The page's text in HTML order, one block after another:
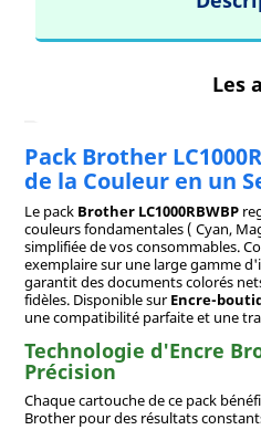
Les
Pack Brother
de la Couleur en un
Le pack Brother LC1000RBWBP
couleurs fondamentales ( Cyan,
simplifiée de vos consommables.
exemplaire sur une large gamme
garantit des documents colorés
fidèles. Disponible surEncre-
une compatibilité parfaite et une
Technologie d'Encre
Précision
Chaque cartouche de ce pack
Brother pour des résultats